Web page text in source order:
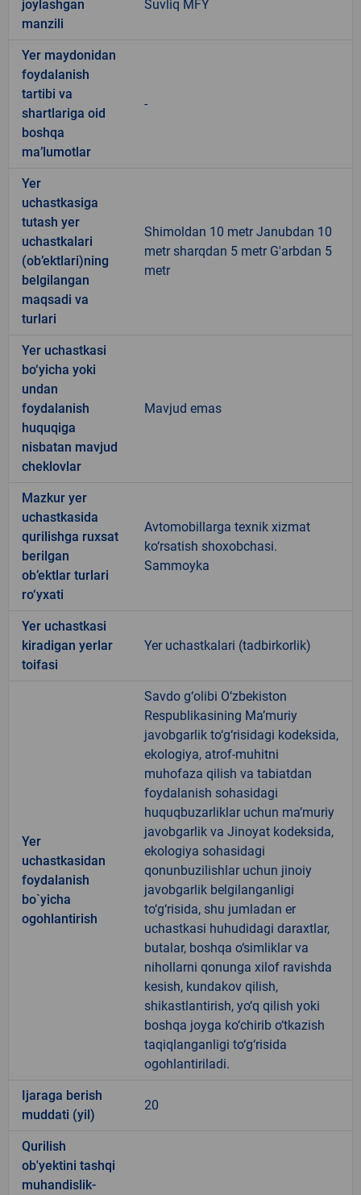
joylashgan
manzili
Suvliq MFY
Yer maydonidan
foydalanish
tartibi va
shartlariga oid
boshqa
ma’lumotlar
-
Yer
uchastkasiga
tutash yer
uchastkalari
(ob’ektlari)ning
belgilangan
maqsadi va
turlari
Shimoldan 10 metr Janubdan 10
metr sharqdan 5 metr G'arbdan 5
metr
Yer uchastkasi
bo‘yicha yoki
undan
foydalanish
huquqiga
nisbatan mavjud
cheklovlar
Mavjud emas
Mazkur yer
uchastkasida
qurilishga ruxsat
berilgan
ob’ektlar turlari
ro‘yxati
Avtomobillarga texnik xizmat
ko‘rsatish shoxobchasi.
Sammoyka
Yer uchastkasi
kiradigan yerlar
toifasi
Yer uchastkalari (tadbirkorlik)
Yer
uchastkasidan
foydalanish
bo`yicha
ogohlantirish
Savdo g‘olibi O‘zbekiston
Respublikasining Ma’muriy
javobgarlik to‘g‘risidagi kodeksida,
ekologiya, atrof-muhitni
muhofaza qilish va tabiatdan
foydalanish sohasidagi
huquqbuzarliklar uchun ma’muriy
javobgarlik va Jinoyat kodeksida,
ekologiya sohasidagi
qonunbuzilishlar uchun jinoiy
javobgarlik belgilanganligi
to‘g‘risida, shu jumladan er
uchastkasi huhudidagi daraxtlar,
butalar, boshqa o‘simliklar va
nihollarni qonunga xilof ravishda
kesish, kundakov qilish,
shikastlantirish, yo‘q qilish yoki
boshqa joyga ko‘chirib o‘tkazish
taqiqlanganligi to‘g‘risida
ogohlantiriladi.
Ijaraga berish
muddati (yil)
20
Qurilish
ob'yektini tashqi
muhandislik-